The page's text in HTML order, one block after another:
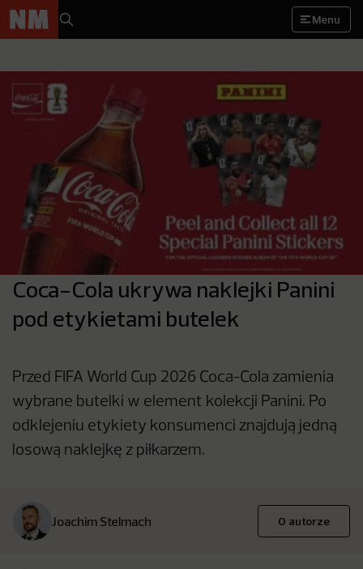
Menu
Coca-Cola ukrywa naklejki Panini
pod etykietami butelek
Przed FIFA World Cup 2026 Coca-Cola zamienia
wybrane butelki w element kolekcji Panini. Po
odklejeniu etykiety konsumenci znajdują jedną
losową naklejkę z piłkarzem.
Joachim Stelmach O autorze